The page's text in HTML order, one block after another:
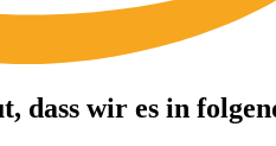
dass wir es in